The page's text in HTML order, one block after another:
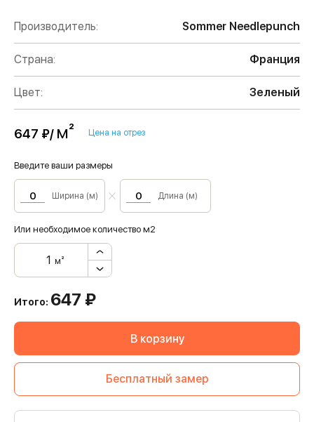
Производитель: Sommer Needlepunch
Страна: Франция
Цвет: Зеленый
647 ₽/ м² Цена на отрез
Введите ваши размеры
Ширина (м) Длина (м)
Или необходимое количество м2
м²
Итого: 647 ₽
В корзину
Бесплатный замер